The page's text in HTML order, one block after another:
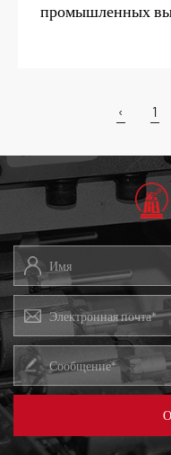
промышленных
‹ 1